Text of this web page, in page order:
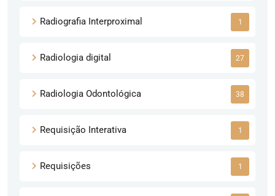
Radiografia Interproximal 1
Radiologia digital 27
Radiologia Odontológica 38
Requisição Interativa 1
Requisições 1